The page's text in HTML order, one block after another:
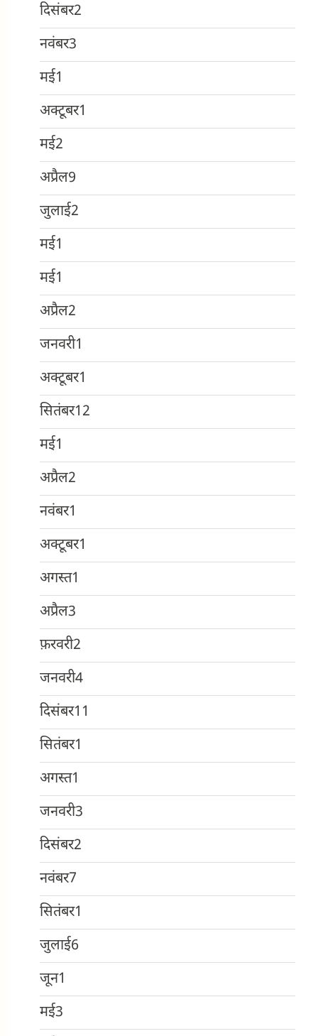
दिसंबर2
नवंबर3
मई1
अक्टूबर1
मई2
अप्रैल9
जुलाई2
मई1
मई1
अप्रैल2
जनवरी1
अक्टूबर1
सितंबर12
मई1
अप्रैल2
नवंबर1
अक्टूबर1
अगस्त1
अप्रैल3
फ़रवरी2
जनवरी4
दिसंबर11
सितंबर1
अगस्त1
जनवरी3
दिसंबर2
नवंबर7
सितंबर1
जुलाई6
जून1
मई3